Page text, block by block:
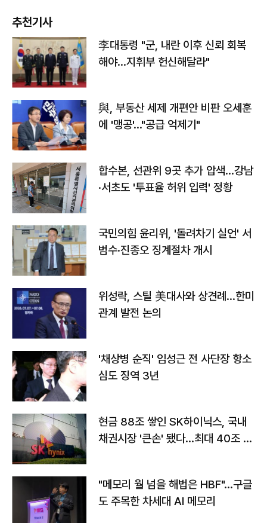
추천기사
李대통령 "군, 내란 이후 신뢰 회복
해야…지휘부 헌신해달라"
與, 부동산 세제 개편안 비판 오세훈
에 '맹공'…"공급 억제기"
합수본, 선관위 9곳 추가 압색…강남
·서초도 '투표율 허위 입력' 정황
국민의힘 윤리위, '돌려차기 실언' 서
범수·진종오 징계절차 개시
위성락, 스틸 美대사와 상견례…한미
관계 발전 논의
'채상병 순직' 임성근 전 사단장 항소
심도 징역 3년
현금 88조 쌓인 SK하이닉스, 국내
채권시장 '큰손' 됐다…최대 40조 투
"메모리 월 넘을 해법은 HBF"…구글
도 주목한 차세대 AI 메모리